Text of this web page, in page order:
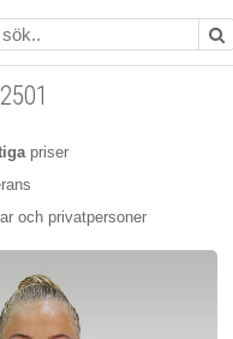
priser
och privatpersoner